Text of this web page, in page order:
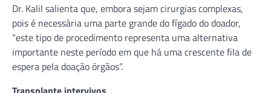
Dr. Kalil salienta que, embora sejam cirurgias complexas,
pois é necessária uma parte grande do fígado do doador,
“este tipo de procedimento representa uma alternativa
importante neste período em que há uma crescente fila de
espera pela doação órgãos”.